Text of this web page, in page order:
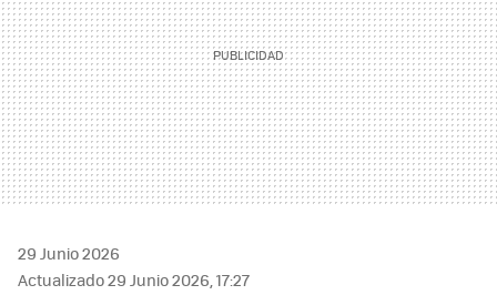
29 Junio 2026
Actualizado 29 Junio 2026, 17:27